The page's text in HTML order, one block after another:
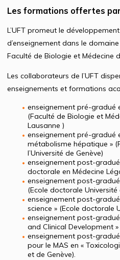
Les formations offertes par
L’UFT promeut le
d’enseignement dans le
Faculté de Biologie et Médecine
Les collaborateurs de l’UFT
enseignements et formations
enseignement pré-gradué
(Faculté de Biologie et
Lausanne )
enseignement pré-gradué
métabolisme hépatique »
l’Université de Genève)
enseignement post-
doctorale en Médecine
enseignement post-
(Ecole doctorale Université
enseignement post-
science » (Ecole doctorale
enseignement post-
and Clinical Development
enseignement post-
pour le MAS en «
et de Genève).